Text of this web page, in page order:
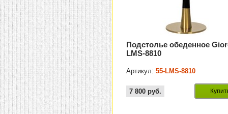
Подстолье обеденное
LMS-8810
Артикул:55-LMS-8810
7 800 руб.